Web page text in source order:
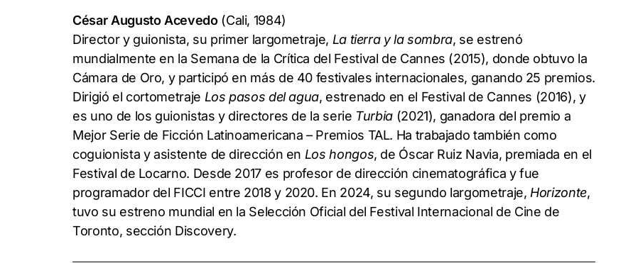
César Augusto Acevedo (Cali, 1984)
Director y guionista, su primer largometraje, La tierra y la sombra, se estrenó
mundialmente en la Semana de la Crítica del Festival de Cannes (2015), donde obtuvo la
Cámara de Oro, y participó en más de 40 festivales internacionales, ganando 25 premios.
Dirigió el cortometraje Los pasos del agua, estrenado en el Festival de Cannes (2016), y
es uno de los guionistas y directores de la serie Turbia (2021), ganadora del premio a
Mejor Serie de Ficción Latinoamericana – Premios TAL. Ha trabajado también como
coguionista y asistente de dirección en Los hongos, de Óscar Ruiz Navia, premiada en el
Festival de Locarno. Desde 2017 es profesor de dirección cinematográfica y fue
programador del FICCI entre 2018 y 2020. En 2024, su segundo largometraje,Horizonte,
tuvo su estreno mundial en la Selección Oficial del Festival Internacional de Cine de
Toronto, sección Discovery.